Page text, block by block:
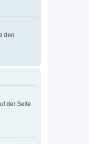
den
der Seite